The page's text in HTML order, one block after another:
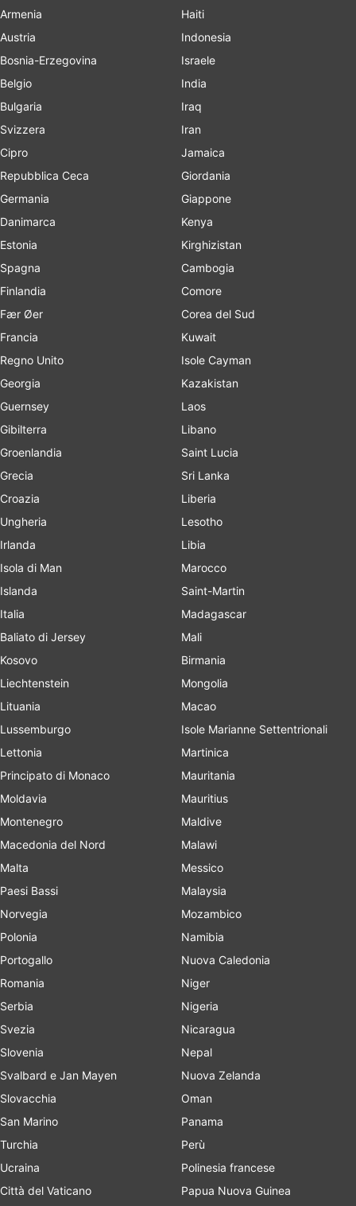
Armenia
Austria
Bosnia-Erzegovina
Belgio
Bulgaria
Svizzera
Cipro
Repubblica Ceca
Germania
Danimarca
Estonia
Spagna
Finlandia
Fær Øer
Francia
Regno Unito
Georgia
Guernsey
Gibilterra
Groenlandia
Grecia
Croazia
Ungheria
Irlanda
Isola di Man
Islanda
Italia
Baliato di Jersey
Kosovo
Liechtenstein
Lituania
Lussemburgo
Lettonia
Principato di Monaco
Moldavia
Montenegro
Macedonia del Nord
Malta
Paesi Bassi
Norvegia
Polonia
Portogallo
Romania
Serbia
Svezia
Slovenia
Svalbard e Jan Mayen
Slovacchia
San Marino
Turchia
Ucraina
Città del Vaticano
Haiti
Indonesia
Israele
India
Iraq
Iran
Jamaica
Giordania
Giappone
Kenya
Kirghizistan
Cambogia
Comore
Corea del Sud
Kuwait
Isole Cayman
Kazakistan
Laos
Libano
Saint Lucia
Sri Lanka
Liberia
Lesotho
Libia
Marocco
Saint-Martin
Madagascar
Mali
Birmania
Mongolia
Macao
Isole Marianne Settentrionali
Martinica
Mauritania
Mauritius
Maldive
Malawi
Messico
Malaysia
Mozambico
Namibia
Nuova Caledonia
Niger
Nigeria
Nicaragua
Nepal
Nuova Zelanda
Oman
Panama
Perù
Polinesia francese
Papua Nuova Guinea